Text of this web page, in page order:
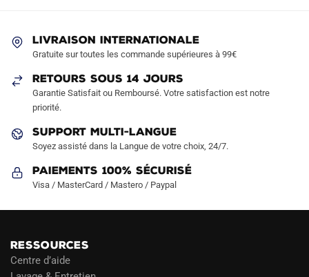
être
choisies
sur
la
produit
LIVRAISON INTERNATIONALE
Gratuite sur toutes les commande supérieures à 99€
RETOURS SOUS 14 JOURS
Garantie Satisfait ou Remboursé. Votre satisfaction est notre
priorité.
SUPPORT MULTI-LANGUE
Soyez assisté dans la Langue de votre choix, 24/7.
Paiements 100% Sécurisé
Visa / MasterCard / Mastero / Paypal
RESSOURCES
Centre d’aide